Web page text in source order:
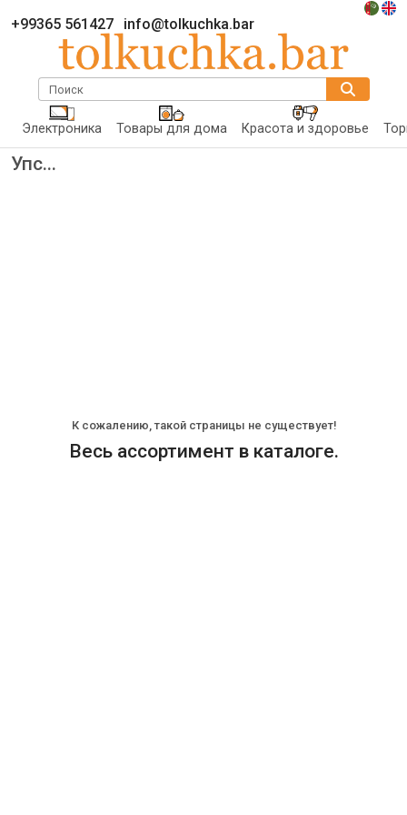
+99365 561427 info@tolkuchka.bar
Поиск
Электроника Товары для дома Красота и здоровье
Упс...
К сожалению, такой страницы не существует!
Весь ассортимент в каталоге.